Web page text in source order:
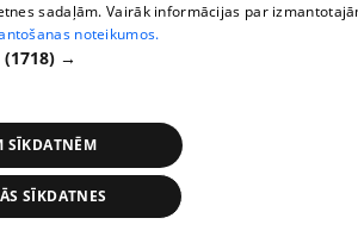
prasmes nākamajām
sadaļām. Vairāk informācijas par
noteikumos.
(1718) →
SĪKDATNĒM
SĪKDATNES